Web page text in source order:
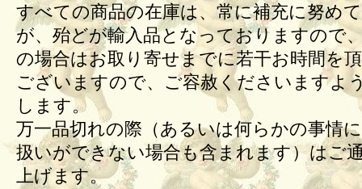
すべての商品の在庫は、常に補充に努め
が、殆どが輸入品となっておりますので
の場合はお取り寄せまでに若干お時間を
ございますので、ご容赦くださいますよ
します。
万一品切れの際（あるいは何らかの事情
扱いができない場合も含まれます）はご
上げます。